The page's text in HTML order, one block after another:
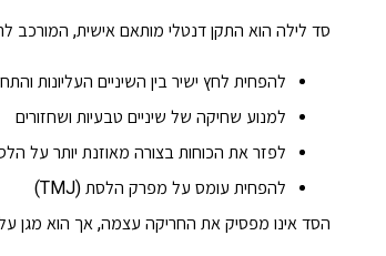
סד לילה הוא התקן דנטלי מותאם אישית, המורכב
להפחית לחץ ישיר בין השיניים העליונות
למנוע שחיקה של שיניים טבעיות ושחזורים
לפזר את הכוחות בצורה מאוזנת יותר על
להפחית עומס על מפרק הלסת (TMJ)
הסד אינו מפסיק את החריקה עצמה, אך הוא מגן